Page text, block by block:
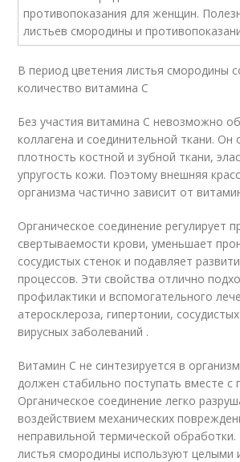
В период цветения листья смородины
количество витамина С
Без участия витамина С невозможно
коллагена и соединительной ткани. Он
плотность костной и зубной ткани,
упругость кожи. Поэтому внешняя
организма частично зависит от
Органическое соединение регулирует
свертываемости крови, уменьшает
сосудистых стенок и подавляет
процессов. Эти свойства отлично
профилактики и вспомогательного
атеросклероза, гипертонии,
вирусных заболеваний .
Витамин С не синтезируется в
должен стабильно поступать вместе с
Органическое соединение легко
воздействием механических
неправильной термической
листья смородины используют целыми